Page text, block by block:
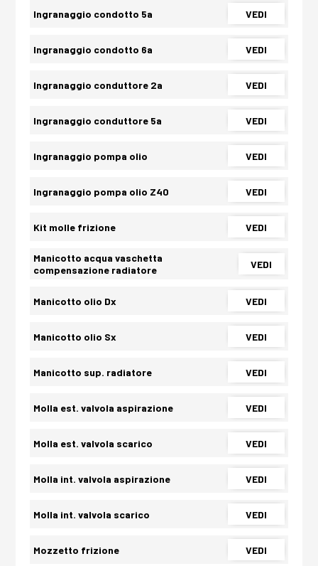
Ingranaggio condotto 5a VEDI
Ingranaggio condotto 6a VEDI
Ingranaggio conduttore 2a VEDI
Ingranaggio conduttore 5a VEDI
Ingranaggio pompa olio VEDI
Ingranaggio pompa olio Z40 VEDI
Kit molle frizione VEDI
Manicotto acqua vaschetta
compensazione radiatore
VEDI
Manicotto olio Dx VEDI
Manicotto olio Sx VEDI
Manicotto sup. radiatore VEDI
Molla est. valvola aspirazione VEDI
Molla est. valvola scarico VEDI
Molla int. valvola aspirazione VEDI
Molla int. valvola scarico VEDI
Mozzetto frizione VEDI